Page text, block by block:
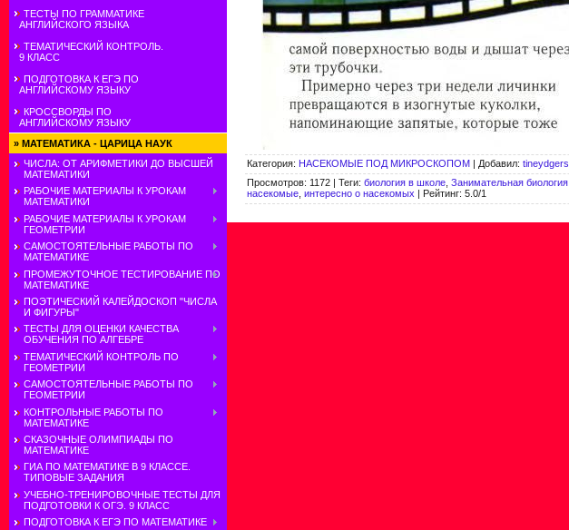
ТЕСТЫ ПО ГРАММАТИКЕ
АНГЛИЙСКОГО ЯЗЫКА
ТЕМАТИЧЕСКИЙ КОНТРОЛЬ.
9 КЛАСС
ПОДГОТОВКА К ЕГЭ ПО
АНГЛИЙСКОМУ ЯЗЫКУ
КРОССВОРДЫ ПО
АНГЛИЙСКОМУ ЯЗЫКУ
» МАТЕМАТИКА - ЦАРИЦА НАУК
ЧИСЛА: ОТ АРИФМЕТИКИ ДО ВЫСШЕЙ
МАТЕМАТИКИ
РАБОЧИЕ МАТЕРИАЛЫ К УРОКАМ
МАТЕМАТИКИ
РАБОЧИЕ МАТЕРИАЛЫ К УРОКАМ
ГЕОМЕТРИИ
САМОСТОЯТЕЛЬНЫЕ РАБОТЫ ПО
МАТЕМАТИКЕ
ПРОМЕЖУТОЧНОЕ ТЕСТИРОВАНИЕ ПО
МАТЕМАТИКЕ
ПОЭТИЧЕСКИЙ КАЛЕЙДОСКОП "ЧИСЛА
И ФИГУРЫ"
ТЕСТЫ ДЛЯ ОЦЕНКИ КАЧЕСТВА
ОБУЧЕНИЯ ПО АЛГЕБРЕ
ТЕМАТИЧЕСКИЙ КОНТРОЛЬ ПО
ГЕОМЕТРИИ
САМОСТОЯТЕЛЬНЫЕ РАБОТЫ ПО
ГЕОМЕТРИИ
КОНТРОЛЬНЫЕ РАБОТЫ ПО
МАТЕМАТИКЕ
СКАЗОЧНЫЕ ОЛИМПИАДЫ ПО
МАТЕМАТИКЕ
ГИА ПО МАТЕМАТИКЕ В 9 КЛАССЕ.
ТИПОВЫЕ ЗАДАНИЯ
УЧЕБНО-ТРЕНИРОВОЧНЫЕ ТЕСТЫ ДЛЯ
ПОДГОТОВКИ К ОГЭ. 9 КЛАСС
ПОДГОТОВКА К ЕГЭ ПО МАТЕМАТИКЕ
Категория: НАСЕКОМЫЕ ПОД МИКРОСКОПОМ | Добавил: tineydgers
Просмотров: 1172 | Теги: биология в школе Занимательная биология
насекомые интересно о насекомых | Рейтинг: 5.0/1